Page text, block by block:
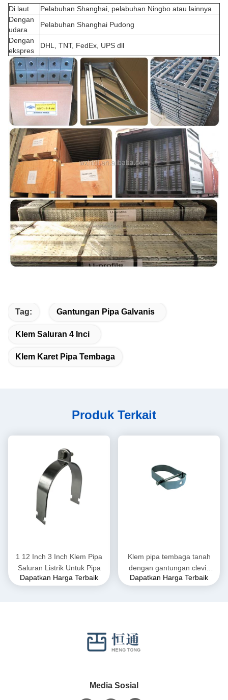
Di laut
Pelabuhan Shanghai, pelabuhan Ningbo atau lainnya
Dengan
udara
Pelabuhan Shanghai Pudong
Dengan
ekspres
DHL, TNT, FedEx, UPS dll
Tag: Gantungan Pipa Galvanis
Klem Saluran 4 Inci
Klem Karet Pipa Tembaga
Produk Terkait
1 12 Inch 3 Inch Klem Pipa
Saluran Listrik Untuk Pipa
Dapatkan Harga Terbaik
Klem pipa tembaga tanah
dengan gantungan clevis
karet yang dapat
Dapatkan Harga Terbaik
Media Sosial